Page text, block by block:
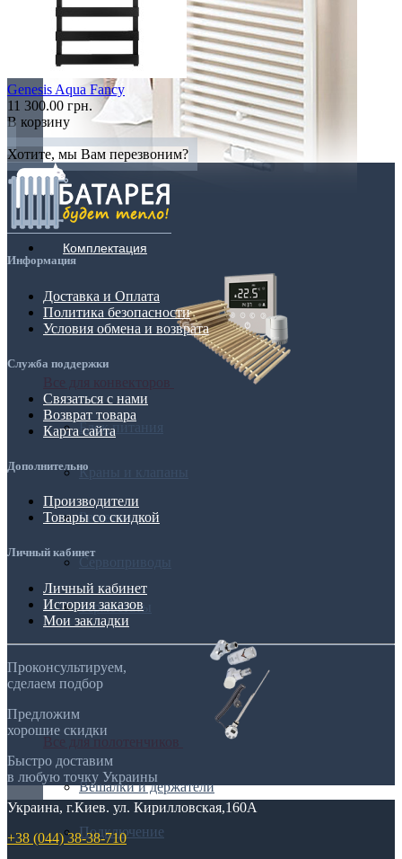
Комплектация
Блок питания
Краны и клапаны
Решетки
Термостаты
Все для полотенчиков
Вешалки и держатели
Подключение
Genesis Aqua Fancy
11 300.00 грн.
В корзину
Хотите, мы Вам перезвоним?
Информация
Доставка и Оплата
Политика безопасности
Условия обмена и возврата
Служба поддержки
Связаться с нами
Возврат товара
Карта сайта
Дополнительно
Производители
Товары со скидкой
Личный кабинет
Личный кабинет
История заказов
Мои закладки
Проконсультируем,
сделаем подбор
Предложим
хорошие скидки
Быстро доставим
в любую точку Украины
Украина, г.Киев. ул. Кирилловская,160А
+38 (044) 38-38-710